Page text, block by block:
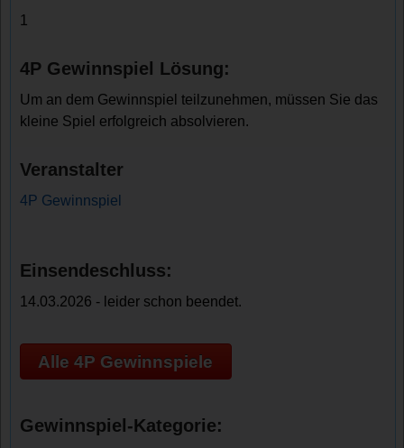
1
4P Gewinnspiel Lösung:
Um an dem Gewinnspiel teilzunehmen, müssen Sie das
kleine Spiel erfolgreich absolvieren.
Veranstalter
4P Gewinnspiel
Einsendeschluss:
14.03.2026 - leider schon beendet.
Alle 4P Gewinnspiele
Gewinnspiel-Kategorie: